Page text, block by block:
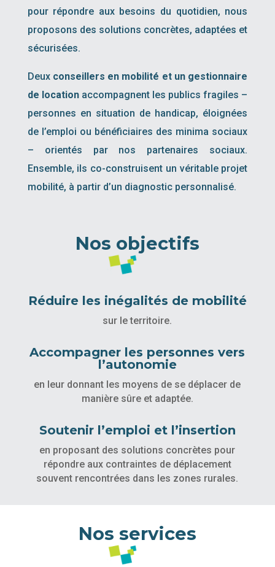
pour répondre aux besoins du quotidien, nous
proposons des solutions concrètes, adaptées et
sécurisées.
Deux conseillers en mobilité et un gestionnaire
de locationaccompagnent les publics fragiles –
personnes en situation de handicap, éloignées
de l’emploi ou bénéficiaires des minima sociaux
– orientés par nos partenaires sociaux.
Ensemble, ils co-construisent un véritable projet
mobilité, à partir d’un diagnostic personnalisé.
Nos objectifs
Réduire les inégalités de mobilité
sur le territoire.
Accompagner les personnes vers
l’autonomie
en leur donnant les moyens de se déplacer de
manière sûre et adaptée.
Soutenir l’emploi et l’insertion
en proposant des solutions concrètes pour
répondre aux contraintes de déplacement
souvent rencontrées dans les zones rurales.
Nos services